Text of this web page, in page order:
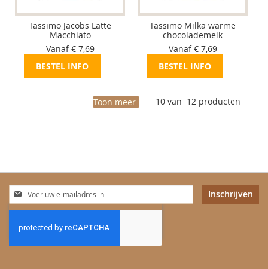
Tassimo Jacobs Latte
Macchiato
Vanaf € 7,69
BESTEL INFO
Tassimo Milka warme
chocolademelk
Vanaf € 7,69
BESTEL INFO
10van 12producten
Toon meer
Abonneer
u
op
onze
nieuwsbrief
Inschrijven